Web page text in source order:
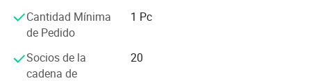
¡Gracias por su chosing! Esperamos con interés una
maravillosa cooperación con usted
Cantidad Mínima
de Pedido
1 Pc
Socios de la
cadena de
20